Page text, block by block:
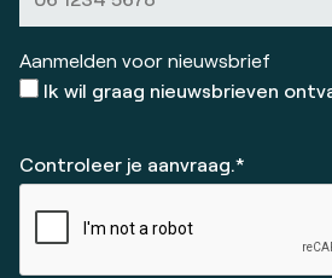
Aanmelden voor nieuwsbrief
Ik wil graag nieuwsbrieven
Controleer je aanvraag.*